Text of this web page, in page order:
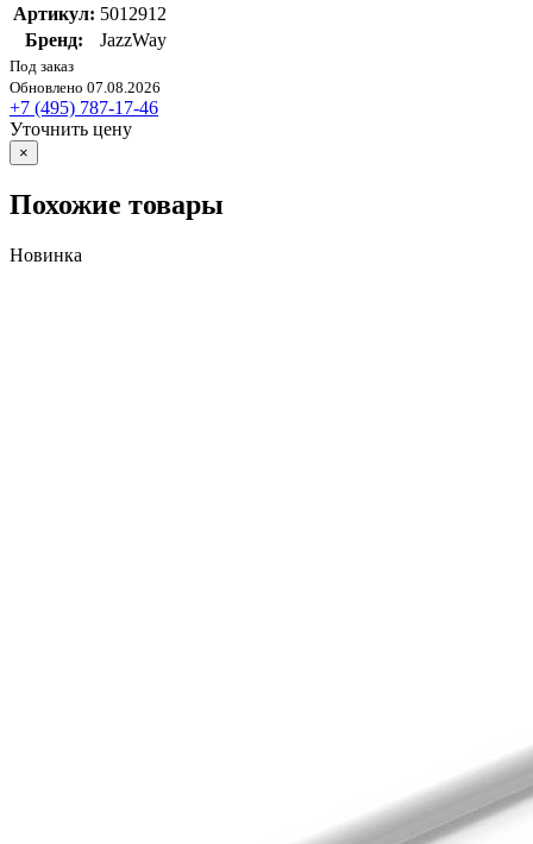
Артикул: 5012912
Бренд:
JazzWay
Под заказ
Обновлено 07.08.2026
+7 (495) 787-17-46
Уточнить цену
×
Похожие товары
Новинка